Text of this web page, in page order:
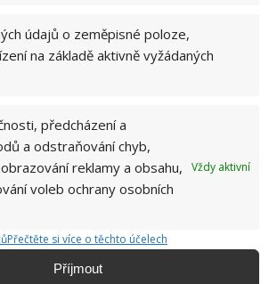
údajů o zeměpisné poloze,
na základě aktivně vyžádaných
předcházení a
a odstraňování chyb,
reklamy a obsahu,
voleb ochrany osobních
Vždy aktivní
Přečtěte si více o těchto účelech
Příjmout
nálepky na kachličky. Možnosti
existuje nespočet.